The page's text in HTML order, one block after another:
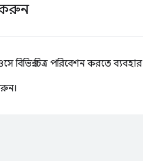
করুন
বিভিন্ন চিত্র পরিবেশন করতে